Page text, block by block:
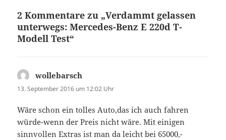
2 Kommentare zu „Verdammt gelassen
unterwegs: Mercedes-Benz E 220d T-
Modell Test“
wollebarsch
13. September 2016 um 12:02 Uhr
Wäre schon ein tolles Auto,das ich auch fahren
würde-wenn der Preis nicht wäre. Mit einigen
sinnvollen Extras ist man da leicht bei 65000,-